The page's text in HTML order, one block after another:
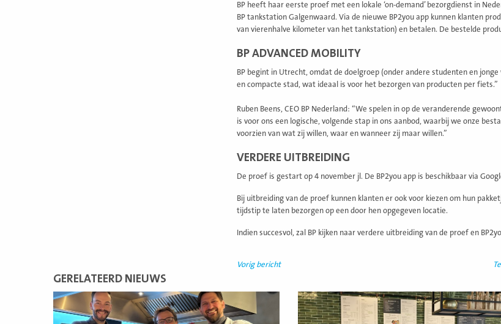
BP heeft haar eerste proef met een lokale ‘on-demand’ bezorgdienst in
BP tankstation Galgenwaard. Via de nieuwe BP2you app kunnen klanten
van vierenhalve kilometer van het tankstation) en betalen. De bestelde
BP ADVANCED MOBILITY
BP begint in Utrecht, omdat de doelgroep (onder andere studenten en
en compacte stad, wat ideaal is voor het bezorgen van producten per fiets.”
Ruben Beens, CEO BP Nederland: “We spelen in op de veranderende
is voor ons een logische, volgende stap in ons aanbod, waarbij we onze
voorzien van wat zij willen, waar en wanneer zij maar willen.”
VERDERE UITBREIDING
De proef is gestart op 4 november jl. De BP2you app is beschikbaar via
Bij uitbreiding van de proef kunnen klanten er ook voor kiezen om hun
tijdstip te laten bezorgen op een door hen opgegeven locatie.
Indien succesvol, zal BP kijken naar verdere uitbreiding van de proef en
Vorig bericht
GERELATEERD NIEUWS
Lees
meer
Lees
meer